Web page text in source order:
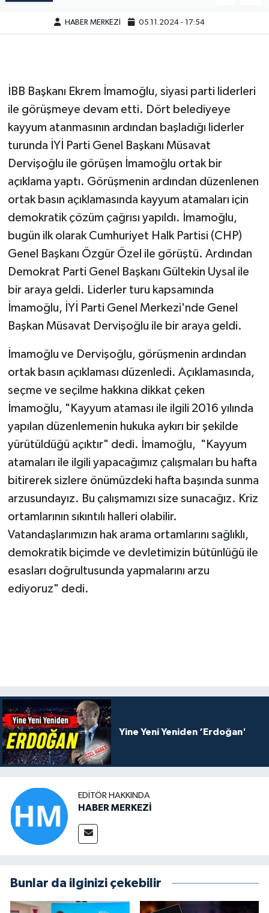
HABER MERKEZİ 05.11.2024 - 17:54
İBB Başkanı Ekrem İmamoğlu, siyasi parti liderleri
ile görüşmeye devam etti. Dört belediyeye
kayyum atanmasının ardından başladığı liderler
turunda İYİ Parti Genel Başkanı Müsavat
Dervişoğlu ile görüşen İmamoğlu ortak bir
açıklama yaptı. Görüşmenin ardından düzenlenen
ortak basın açıklamasında kayyum atamaları için
demokratik çözüm çağrısı yapıldı. İmamoğlu,
bugün ilk olarak Cumhuriyet Halk Partisi (CHP)
Genel Başkanı Özgür Özel ile görüştü. Ardından
Demokrat Parti Genel Başkanı Gültekin Uysal ile
bir araya geldi. Liderler turu kapsamında
İmamoğlu, İYİ Parti Genel Merkezi'nde Genel
Başkan Müsavat Dervişoğlu ile bir araya geldi.
İmamoğlu ve Dervişoğlu, görüşmenin ardından
ortak basın açıklaması düzenledi. Açıklamasında,
seçme ve seçilme hakkına dikkat çeken
İmamoğlu, "Kayyum ataması ile ilgili 2016 yılında
yapılan düzenlemenin hukuka aykırı bir şekilde
yürütüldüğü açıktır" dedi. İmamoğlu, "Kayyum
atamaları ile ilgili yapacağımız çalışmaları bu hafta
bitirerek sizlere önümüzdeki hafta başında sunma
arzusundayız. Bu çalışmamızı size sunacağız. Kriz
ortamlarının sıkıntılı halleri olabilir.
Vatandaşlarımızın hak arama ortamlarını sağlıklı,
demokratik biçimde ve devletimizin bütünlüğü ile
esasları doğrultusunda yapmalarını arzu
ediyoruz" dedi.
Yine Yeni Yeniden ‘Erdoğan'
EDITÖR HAKKINDA
HABER MERKEZİ
Bunlar da ilginizi çekebilir